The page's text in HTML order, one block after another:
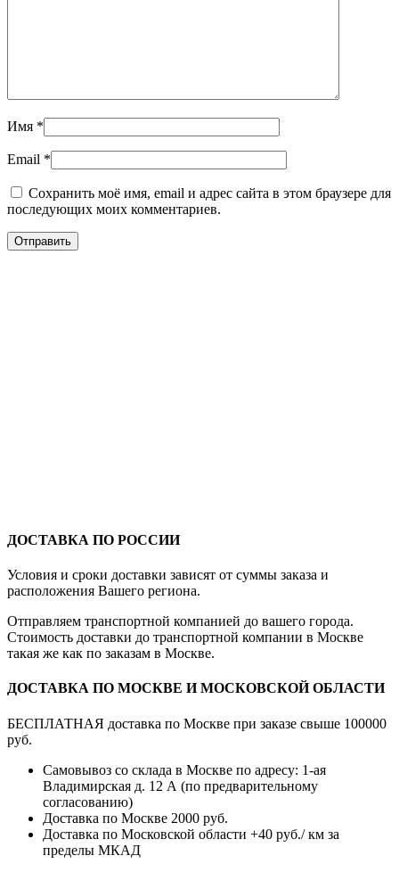
Имя *
Email *
Сохранить моё имя, email и адрес сайта в этом браузере для
последующих моих комментариев.
ДОСТАВКА ПО РОССИИ
Условия и сроки доставки зависят от суммы заказа и
расположения Вашего региона.
Отправляем транспортной компанией до вашего города.
Стоимость доставки до транспортной компании в Москве
такая же как по заказам в Москве.
ДОСТАВКА ПО МОСКВЕ И МОСКОВСКОЙ ОБЛАСТИ
БЕСПЛАТНАЯ доставка по Москве при заказе свыше 100000
руб.
Самовывоз со склада в Москве по адресу: 1-ая
Владимирская д. 12 А (по предварительному
согласованию)
Доставка по Москве 2000 руб.
Доставка по Московской области +40 руб./ км за
пределы МКАД